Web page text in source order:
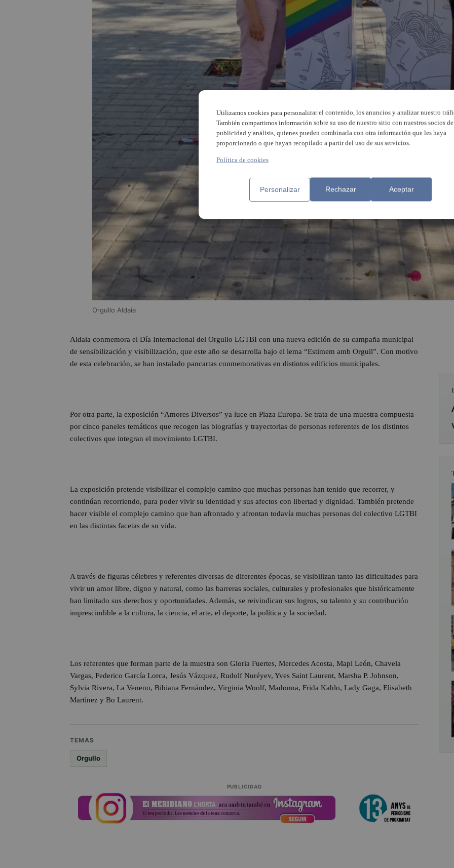
Orgullo Aldaia
Aldaia conmemora el Día Internacional del Orgullo LGTBI con una nueva edición de su campaña municipal
de sensibilización y visibilización, que este año se desarrolla bajo el lema “Estimem amb Orgull”. Con motivo
de esta celebración, se han instalado pancartas conmemorativas en distintos edificios municipales.
Por otra parte, la exposición “Amores Diversos” ya luce en Plaza Europa. Se trata de una muestra compuesta
por cinco paneles temáticos que recogen las biografías y trayectorias de personas referentes de los distintos
colectivos que integran el movimiento LGTBI.
La exposición pretende visibilizar el complejo camino que muchas personas han tenido que recorrer, y
continúan recorriendo, para poder vivir su identidad y sus afectos con libertad y dignidad. También pretende
hacer visible el complejo camino que han afrontado y afrontan todavía muchas personas del colectivo LGTBI
en las distintas facetas de su vida.
A través de figuras célebres y referentes diversas de diferentes épocas, se visibilizan tanto las dificultades para
vivir un amor libre, digno y natural, como las barreras sociales, culturales y profesionales que históricamente
han limitado sus derechos y oportunidades. Además, se reivindican sus logros, su talento y su contribución
imprescindible a la cultura, la ciencia, el arte, el deporte, la política y la sociedad.
Los referentes que forman parte de la muestra son Gloria Fuertes, Mercedes Acosta, Mapi León, Chavela
Vargas, Federico García Lorca, Jesús Vázquez, Rudolf Nuréyev, Yves Saint Laurent, Marsha P. Johnson,
Sylvia Rivera, La Veneno, Bibiana Fernández, Virginia Woolf, Madonna, Frida Kahlo, Lady Gaga, Elisabeth
Martínez y Bo Laurent.
TEMAS
Orgullo
PUBLICIDAD
Utilizamos cookies para personalizar el contenido, los anuncios y analizar nuestro
También compartimos información sobre su uso de nuestro sitio con nuestros socios de
publicidad y análisis, quienes pueden combinarla con otra información que les haya
proporcionado o que hayan recopilado a partir del uso de sus servicios.
Política de cookies
Personalizar Rechazar Aceptar